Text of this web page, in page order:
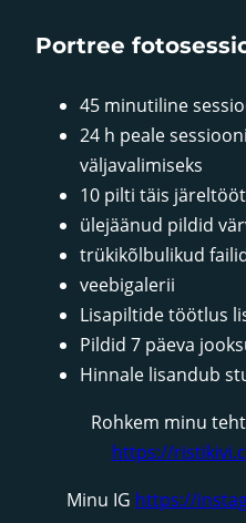
Portree
45 minutiline
24 h peale
väljavalimiseks
10 pilti täis
ülejäänud pildid
trükikõlbulikud
veebigalerii
Lisapiltide töötlus
Pildid 7 päeva
Hinnale lisandub
Rohkem minu
https://
Minu IG https://